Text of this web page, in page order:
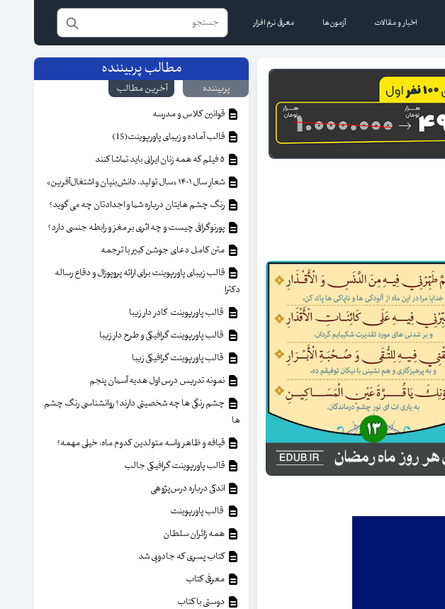
اخبار و مقالات آزمون‌ها معرفی نرم افزار
مطالب پربیننده
پربیننده
آخرین مطالب
قوانین کلاس و مدرسه
قالب آماده و زیبای پاورپوینت(15)
شعار سال ۱۴۰۱ «سال تولید، دانش‌بنیان و اشتغال‌آفرین»
رنگ چشم هایتان درباره شما و اجدادتان چه می گوید؟
پورنوگرافی چیست و چه اثری بر مغز و رابطه جنسی دارد؟
متن کامل دعای جوشن کبیر با ترجمه
قالب زیبای پاورپوینت برای ارائه پروپوزال و دفاع رساله
دکترا
قالب پاورپوینت کادر دار زیبا
قالب پاورپوینت گرافیکی و طرح دار زیبا
قالب پاورپوینت گرافیکی زیبا
نمونه تدریس درس اول هدیه آسمان پنجم
چشم رنگی ها چه شخصیتی دارند؟ روانشناسی رنگ چشم
ها
قیافه و ظاهر واسه متولدین کدوم ماه، خیلی مهمه؟
قالب پاورپوینت گرافیکی جالب
اندکی درباره درس‌پژوهی
قالب پاورپوینت
همه زائران سلطان
کتاب پسری که جادویی شد
معرفی کتاب
دوستی با کتاب